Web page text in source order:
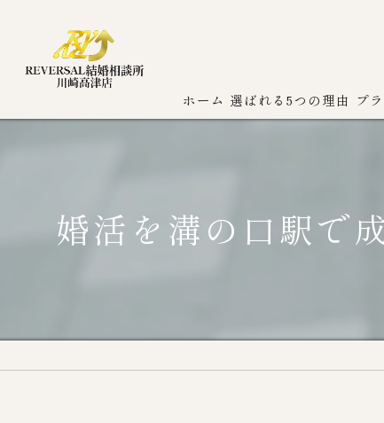
ホーム 選ばれる5つの理由 プ
婚活を溝の口駅で